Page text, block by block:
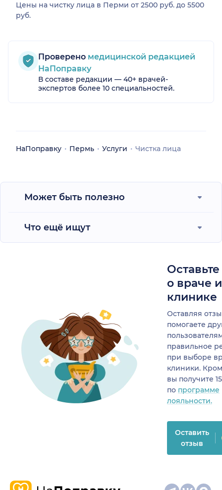
Цены на чистку лица в Перми от 2500 руб. до 5500
руб.
Проверено медицинской редакцией
НаПоправку
В составе редакции — 40+ врачей-
экспертов более 10 специальностей.
НаПоправку Пермь Услуги Чистка лица
Может быть полезно
Что ещё ищут
о враче
клинике
Оставляя
помогаете
правильное
при выборе
клиники.
вы получите
по программе
лояльности.
Оставить
отзыв